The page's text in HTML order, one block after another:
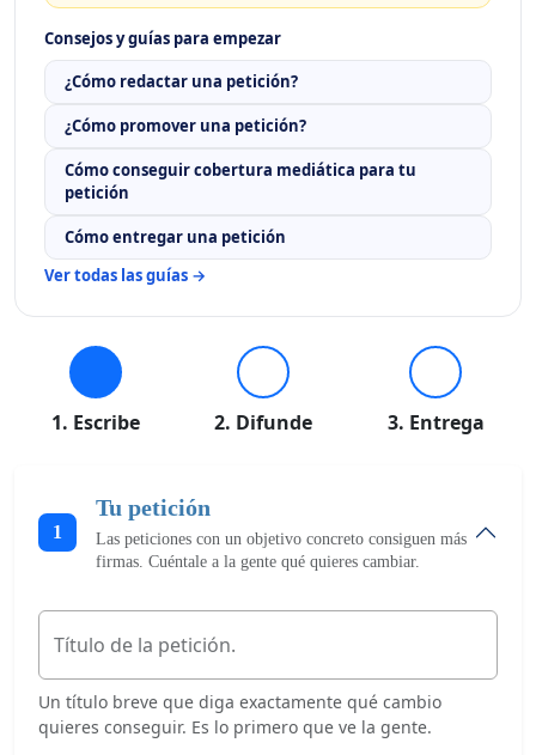
1. Escribe 2. Difunde 3. Entrega
1
Tu petición
Las peticiones con un objetivo concreto consiguen más
firmas. Cuéntale a la gente qué quieres cambiar.
Título de la petición.
Un título breve que diga exactamente qué cambio
quieres conseguir. Es lo primero que ve la gente.
Consejos y guías para empezar
¿Cómo redactar una petición?
¿Cómo promover una petición?
Cómo conseguir cobertura mediática para tu
petición
Cómo entregar una petición
Ver todas las guías →